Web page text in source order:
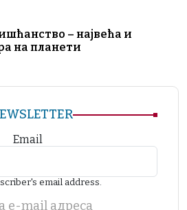
– највећа и
на планети
Email
email address.
е-mail адреса